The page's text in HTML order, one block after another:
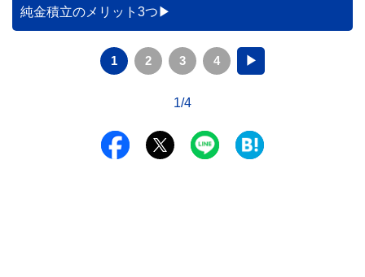
レーションします。
純金積立のメリット3つ
1 2 3 4 ▶
1/4